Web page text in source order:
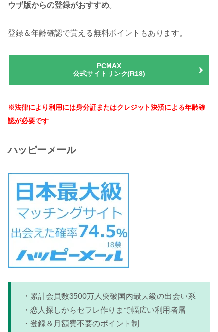
ウザ版からの登録がおすすめ。
登録＆年齢確認で貰える無料ポイントもあります。
PCMAX
公式サイトリンク(R18)
※法律により利用には身分証またはクレジット決済による年齢確
認が必要です
ハッピーメール
・累計会員数3500万人突破国内最大級の出会い系
・恋人探しからセフレ作りまで幅広い利用者層
・登録＆月額費不要のポイント制